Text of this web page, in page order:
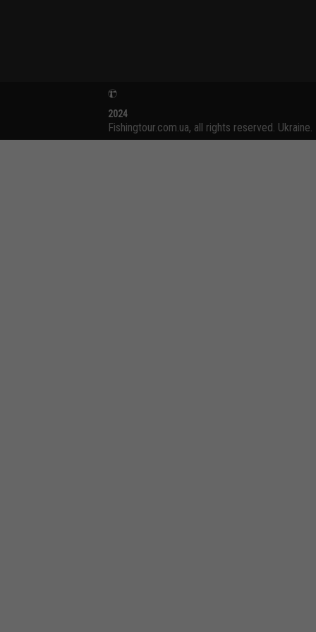
2024
Fishingtour.com.ua, all rights reserved. Ukraine.